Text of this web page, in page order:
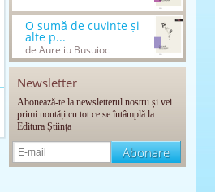
O sumă de cuvinte și
alte p...
de Aureliu Busuioc
Newsletter
Abonează-te la newsletterul nostru și vei
primi noutăți cu tot ce se întâmplă la
Editura Știința